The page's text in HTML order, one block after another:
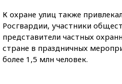
К охране улиц также
Росгвардии, участники
представители частных
стране в праздничных
более 1,5 млн человек.